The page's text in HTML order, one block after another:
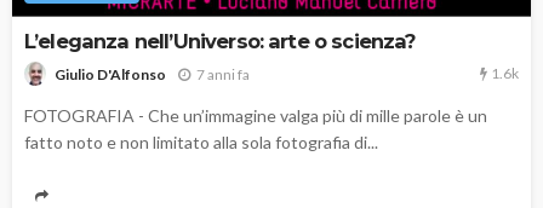
L’eleganza nell’Universo: arte o scienza?
Giulio D'Alfonso 7 anni fa 1.6k
FOTOGRAFIA - Che un’immagine valga più di mille parole è un
fatto noto e non limitato alla sola fotografia di...